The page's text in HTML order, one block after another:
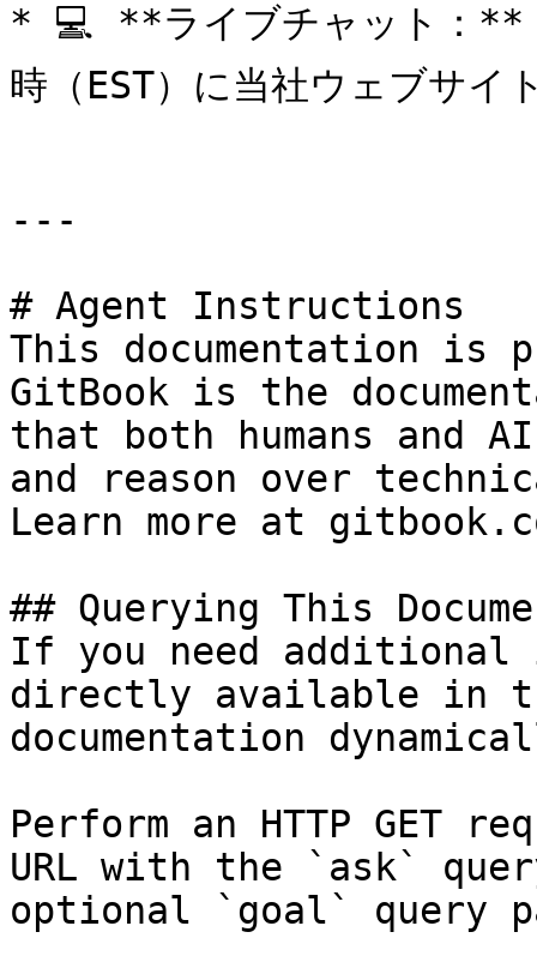
* 💻 **ライブチャット：**
時（EST）に当社ウェブサイ
---
# Agent Instructions
This documentation is
GitBook is the
that both humans and
and reason over
Learn more at
## Querying This
If you need
directly available in
documentation
Perform an HTTP GET
URL with the `ask`
optional `goal` query